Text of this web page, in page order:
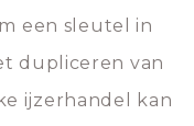
een sleutel in
dupliceren van
ijzerhandel kan